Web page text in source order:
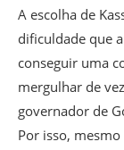
A escolha de
dificuldade que
conseguir uma
mergulhar de
governador de
Por isso,